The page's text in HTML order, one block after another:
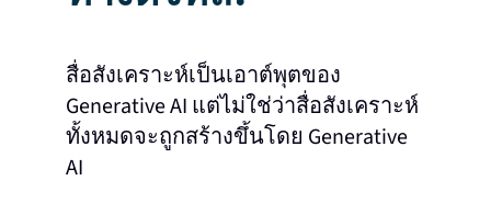
สื่อสังเคราะห์เป็นเอาต์พุตของ
Generative AI แต่ไม่ใช่ว่าสื่อสังเคราะห์
ทั้งหมดจะถูกสร้างขึ้นโดย Generative
AI